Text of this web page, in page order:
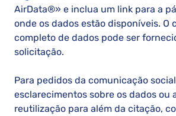
AirData®» e inclua um link para a
onde os dados estão disponíveis. O
completo de dados pode ser
solicitação.
Para pedidos da comunicação
esclarecimentos sobre os dados ou
reutilização para além da citação,